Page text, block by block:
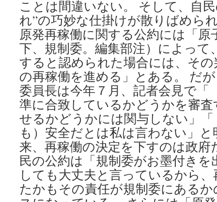
ことは間違いない。 そして、自
れ”の巧妙な仕掛けが散りばめら
原発再稼働に関する公約には「原
下、規制委。編集部注）によって
すると認められた場合には、そ
の再稼働を進める」とある。 だ
委員長は今年７月、記者会見で「
準に合致しているかどうかを審
せるかどうかには関与しない」
も）安全だとは私は言わない」
来、再稼働の決定を下すのは政府
民の公約は「規制委がお墨付き
しても大丈夫と言っているから
たかもその責任が規制委にある